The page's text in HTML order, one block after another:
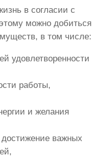
в согласии с
можно добиться
в том числе:
удовлетворенности
работы,
и желания
важных